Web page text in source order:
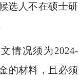
选人不在硕士研
情况须为2024-
的材料 ，
且必须